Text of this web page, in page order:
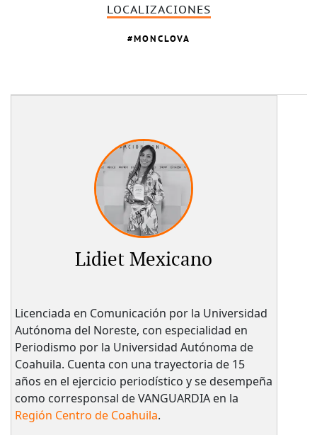
LOCALIZACIONES
MONCLOVA
Lidiet Mexicano
Licenciada en Comunicación por la Universidad
Autónoma del Noreste, con especialidad en
Periodismo por la Universidad Autónoma de
Coahuila. Cuenta con una trayectoria de 15
años en el ejercicio periodístico y se desempeña
como corresponsal de VANGUARDIA en la
Región Centro de Coahuila.